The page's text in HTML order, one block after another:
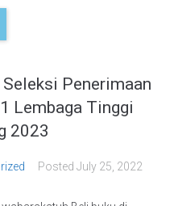
Penerimaan
Lembaga Tinggi
2023
Posted July 25, 2022